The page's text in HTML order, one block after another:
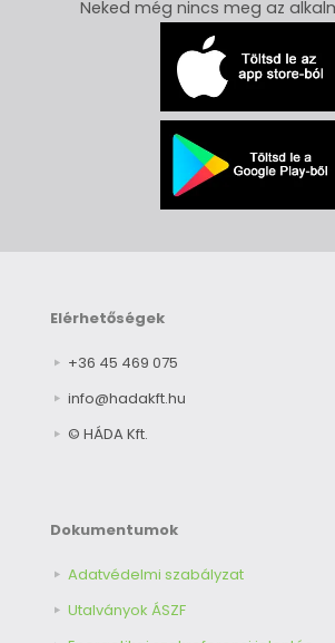
Neked még nincs meg az
Elérhetőségek
+36 45 469 075
info@hadakft.hu
© HÁDA Kft.
Dokumentumok
Adatvédelmi szabályzat
Utalványok ÁSZF